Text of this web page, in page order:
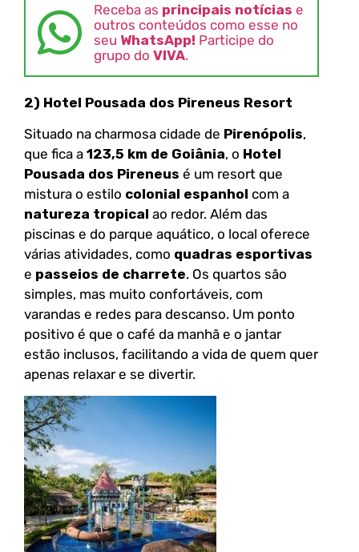
Receba as principais notícias e
outros conteúdos como esse no
seu WhatsApp! Participe do
grupo do VIVA.
2) Hotel Pousada dos Pireneus Resort
Situado na charmosa cidade de Pirenópolis,
que fica a 123,5 km de Goiânia, o Hotel
Pousada dos Pireneus é um resort que
mistura o estilo colonial espanhol com a
natureza tropical ao redor. Além das
piscinas e do parque aquático, o local oferece
várias atividades, como quadras esportivas
e passeios de charrete. Os quartos são
simples, mas muito confortáveis, com
varandas e redes para descanso. Um ponto
positivo é que o café da manhã e o jantar
estão inclusos, facilitando a vida de quem quer
apenas relaxar e se divertir.